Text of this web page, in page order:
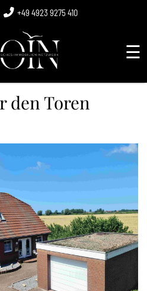
+49 4923 9275 410
☰
den Toren